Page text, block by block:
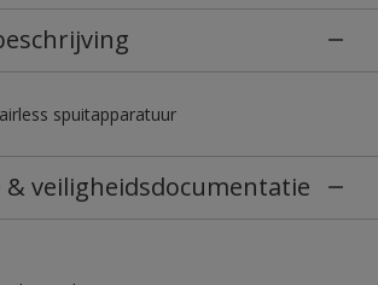
spuitapparatuur
& veiligheidsdocumentatie